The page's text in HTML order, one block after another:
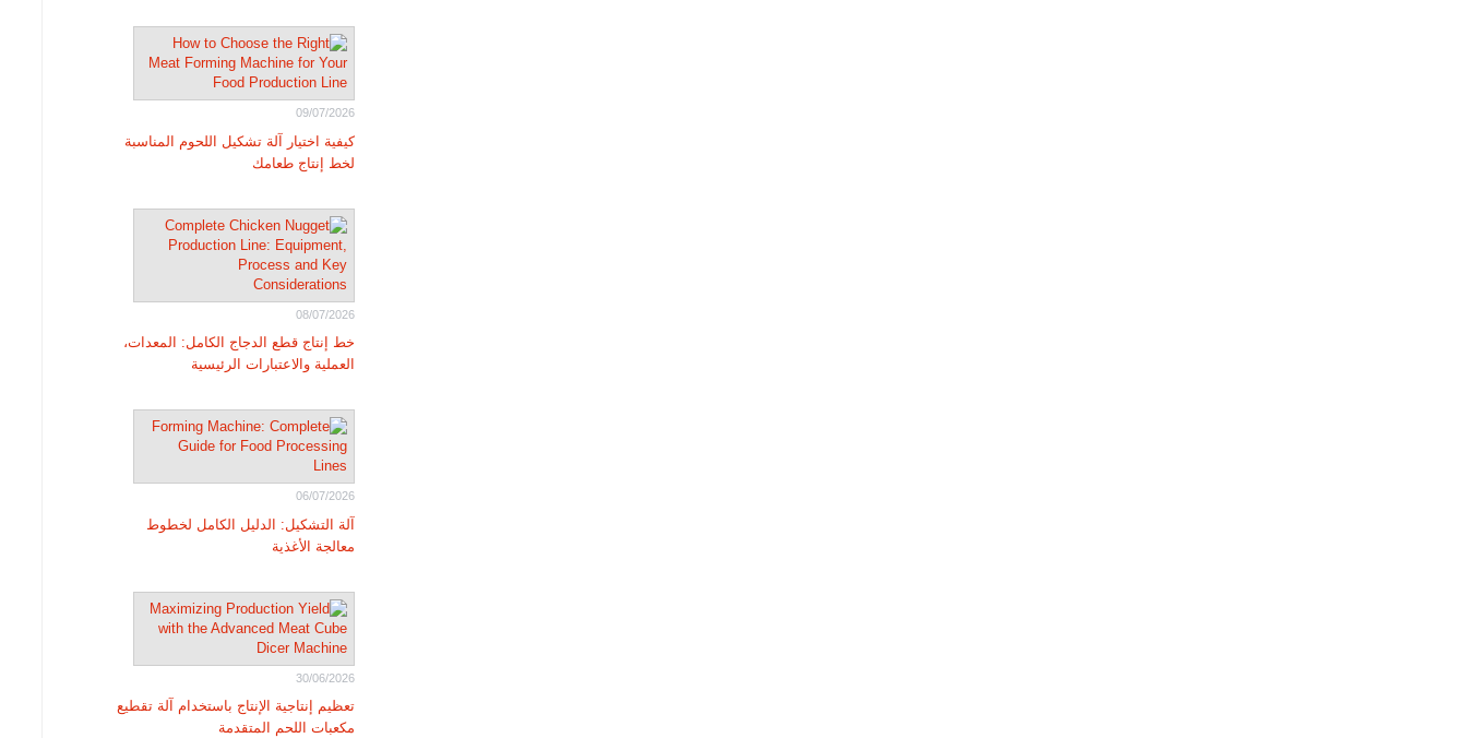
09/07/2026
كيفية اختيار آلة تشكيل اللحوم المناسبة
لخط إنتاج طعامك
08/07/2026
خط إنتاج قطع الدجاج الكامل: المعدات،
العملية والاعتبارات الرئيسية
06/07/2026
آلة التشكيل: الدليل الكامل لخطوط
معالجة الأغذية
30/06/2026
تعظيم إنتاجية الإنتاج باستخدام آلة تقطيع
مكعبات اللحم المتقدمة